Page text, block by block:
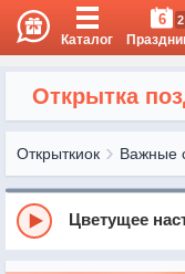
Каталог
6 2
Открытка
Открыткиок Важные
Цветущее